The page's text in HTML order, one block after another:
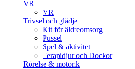
VR
VR
Trivsel och glädje
Kit för äldreomsorg
Pussel
Spel & aktivitet
Terapidjur och Dockor
Rörelse & motorik